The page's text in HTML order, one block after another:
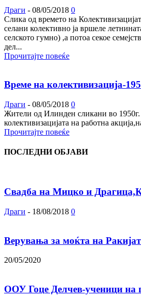
Драги - 08/05/2018 0
Слика од времето на
селани колективно ја вршеле
селското гумно) ,а потоа секое
дел...
Прочитајте повеќе
Време на колективизација-
Драги - 08/05/2018 0
Жители од Илинден сликани во 1950г.
колективизацијата на работна
Прочитајте повеќе
ПОСЛЕДНИ ОБЈАВИ
Свадба на Мицко и
Драги - 18/08/2018 0
Верувања за моќта на
20/05/2020
ООУ Гоце Делчев-ученици на